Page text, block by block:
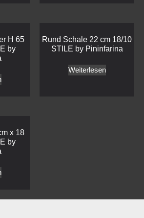
H 65
by
Rund Schale 22 cm 18/10
STILE by Pininfarina
Weiterlesen
x 18
by